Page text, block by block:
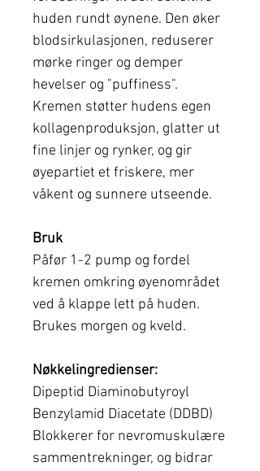
huden rundt øynene. Den øker
blodsirkulasjonen, reduserer
mørke ringer og demper
hevelser og "puffiness".
Kremen støtter hudens egen
kollagenproduksjon, glatter ut
fine linjer og rynker, og gir
øyepartiet et friskere, mer
våkent og sunnere utseende.
Bruk
Påfør 1-2 pump og fordel
kremen omkring øyenområdet
ved å klappe lett på huden.
Brukes morgen og kveld.
Nøkkelingredienser:
Dipeptid Diaminobutyroyl
Benzylamid Diacetate (DDBD)
Blokkerer for nevromuskulære
sammentrekninger, og bidrar